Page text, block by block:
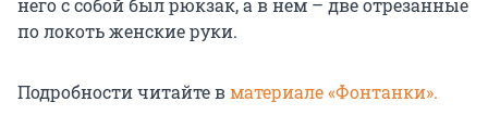
него с собой был рюкзак, а в нем – две отрезанные
по локоть женские руки.
Подробности читайте вматериале «Фонтанки».